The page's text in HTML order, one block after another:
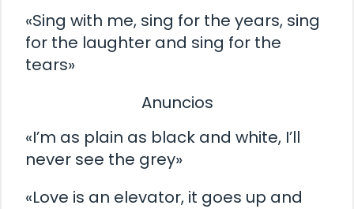
«Sing with me, sing for the years, sing
for the laughter and sing for the
tears»
Anuncios
«I’m as plain as black and white, I’ll
never see the grey»
«Love is an elevator, it goes up and